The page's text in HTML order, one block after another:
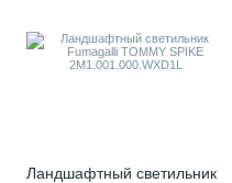
Ландшафтный светильник